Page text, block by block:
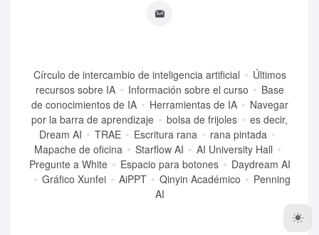
Círculo de intercambio de inteligencia artificial
Últimos
recursos sobre IA
Información sobre el curso
Base
de conocimientos de IA
Herramientas de IA
Navegar
por la barra de aprendizaje
bolsa de frijoles
es decir,
Dream AI
TRAE Escritura rana
rana pintada
Mapache de oficina
Starflow AI
AI University Hall
Pregunte a White
Espacio para botones
Daydream AI
Gráfico Xunfei
AiPPT Qinyin Académico
Penning
AI